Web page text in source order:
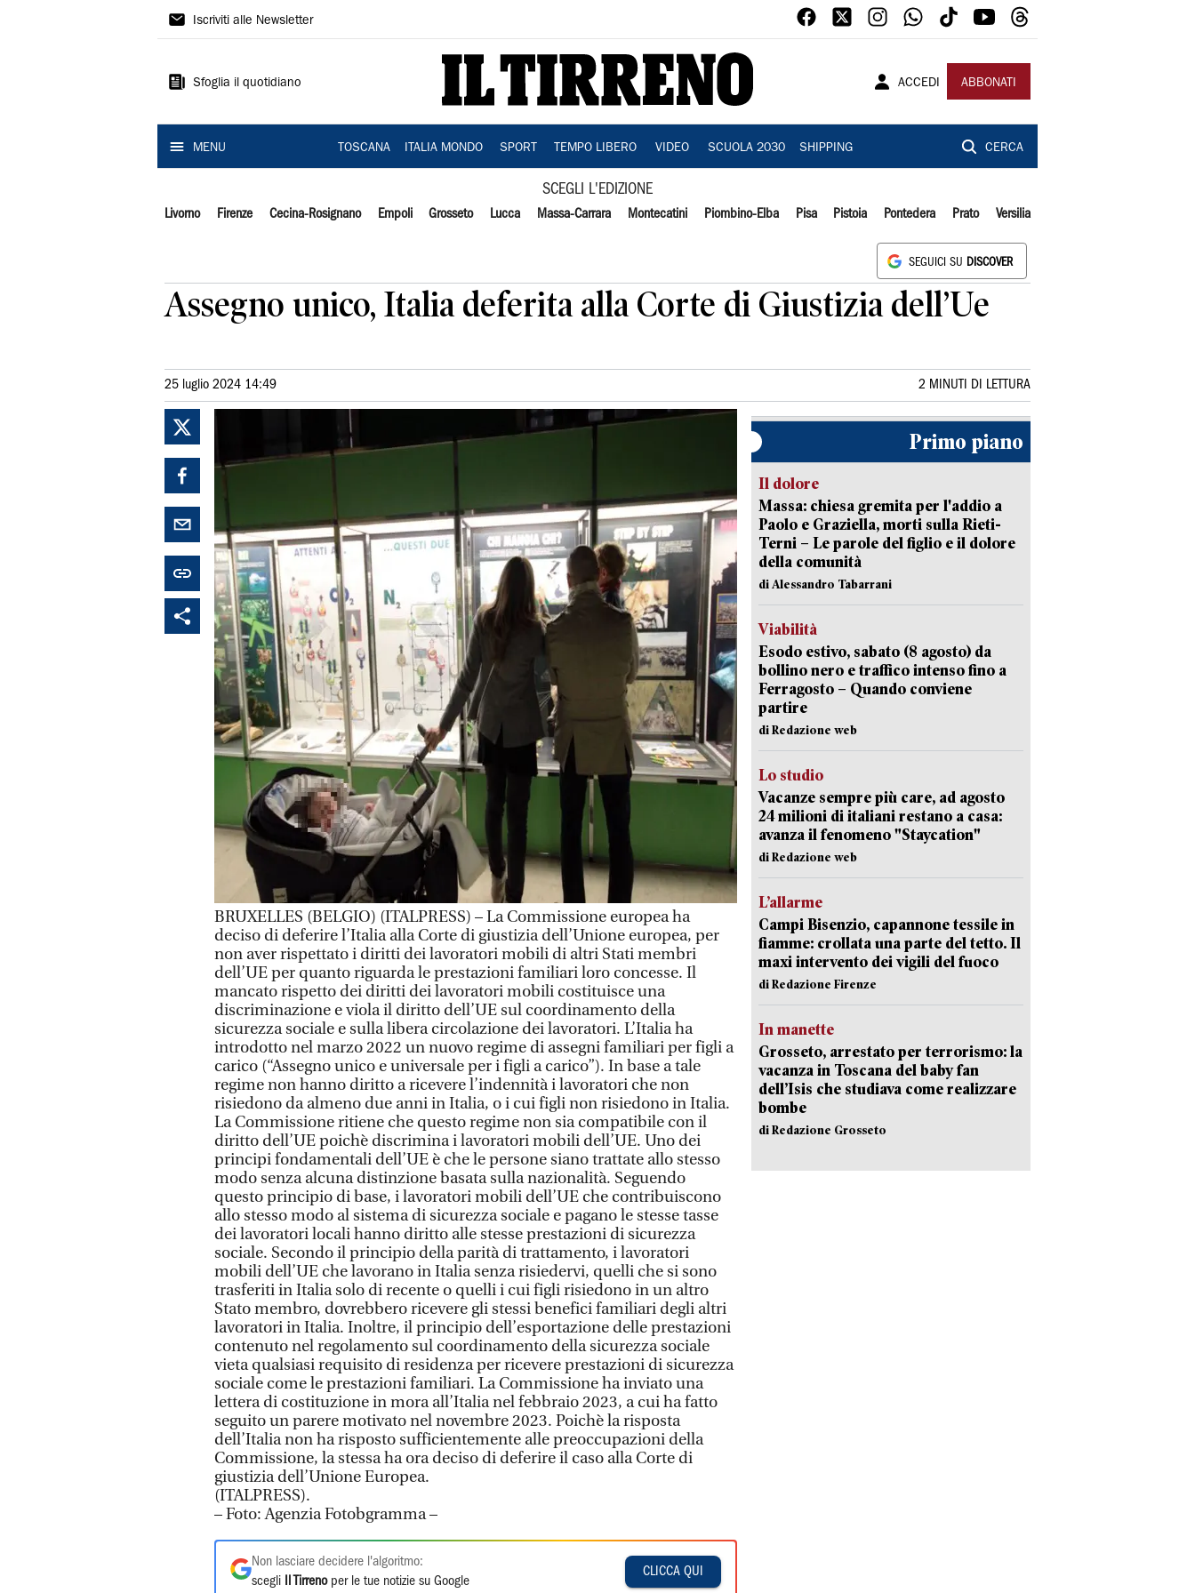
Il
Iscriviti alle Newsletter
Sfoglia il quotidiano ACCEDI ABBONATI
MENU TOSCANA ITALIA MONDO SPORT TEMPO LIBERO VIDEO SCUOLA 2030 SHIPPING CERCA
SCEGLI L'EDIZIONE
Livorno Firenze Cecina-Rosignano Empoli Grosseto Lucca Massa-Carrara Montecatini Piombino-Elba Pisa Pistoia Pontedera Prato Versilia
SEGUICI SU DISCOVER
Assegno unico, Italia deferita alla Corte di Giustizia dell’Ue
25 luglio 2024 14:49 2 MINUTI DI LETTURA
BRUXELLES (BELGIO) (ITALPRESS) – La Commissione europea ha
deciso di deferire l’Italia alla Corte di giustizia dell’Unione europea, per
non aver rispettato i diritti dei lavoratori mobili di altri Stati membri
dell’UE per quanto riguarda le prestazioni familiari loro concesse. Il
mancato rispetto dei diritti dei lavoratori mobili costituisce una
discriminazione e viola il diritto dell’UE sul coordinamento della
sicurezza sociale e sulla libera circolazione dei lavoratori. L’Italia ha
introdotto nel marzo 2022 un nuovo regime di assegni familiari per figli a
carico (“Assegno unico e universale per i figli a carico”). In base a tale
regime non hanno diritto a ricevere l’indennità i lavoratori che non
risiedono da almeno due anni in Italia, o i cui figli non risiedono in Italia.
La Commissione ritiene che questo regime non sia compatibile con il
diritto dell’UE poichè discrimina i lavoratori mobili dell’UE. Uno dei
principi fondamentali dell’UE è che le persone siano trattate allo stesso
modo senza alcuna distinzione basata sulla nazionalità. Seguendo
questo principio di base, i lavoratori mobili dell’UE che contribuiscono
allo stesso modo al sistema di sicurezza sociale e pagano le stesse tasse
dei lavoratori locali hanno diritto alle stesse prestazioni di sicurezza
sociale. Secondo il principio della parità di trattamento, i lavoratori
mobili dell’UE che lavorano in Italia senza risiedervi, quelli che si sono
trasferiti in Italia solo di recente o quelli i cui figli risiedono in un altro
Stato membro, dovrebbero ricevere gli stessi benefici familiari degli altri
lavoratori in Italia. Inoltre, il principio dell’esportazione delle prestazioni
contenuto nel regolamento sul coordinamento della sicurezza sociale
vieta qualsiasi requisito di residenza per ricevere prestazioni di sicurezza
sociale come le prestazioni familiari. La Commissione ha inviato una
lettera di costituzione in mora all’Italia nel febbraio 2023, a cui ha fatto
seguito un parere motivato nel novembre 2023. Poichè la risposta
dell’Italia non ha risposto sufficientemente alle preoccupazioni della
Commissione, la stessa ha ora deciso di deferire il caso alla Corte di
giustizia dell’Unione Europea.
(ITALPRESS).
– Foto: Agenzia Fotobgramma –
Non lasciare decidere l'algoritmo:
scegli
Il Tirrenoper le tue notizie su Google
CLICCA QUI
Primo piano
Il dolore
Massa: chiesa gremita per l'addio a
Paolo e Graziella, morti sulla Rieti-
Terni – Le parole del figlio e il dolore
della comunità
di Alessandro Tabarrani
Viabilità
Esodo estivo, sabato (8 agosto) da
bollino nero e traffico intenso fino a
Ferragosto – Quando conviene
partire
di Redazione web
Lo studio
Vacanze sempre più care, ad agosto
24 milioni di italiani restano a casa:
avanza il fenomeno "Staycation"
di Redazione web
L’allarme
Campi Bisenzio, capannone tessile in
fiamme: crollata una parte del tetto. Il
maxi intervento dei vigili del fuoco
di Redazione Firenze
In manette
Grosseto, arrestato per terrorismo: la
vacanza in Toscana del baby fan
dell’Isis che studiava come realizzare
bombe
di Redazione Grosseto